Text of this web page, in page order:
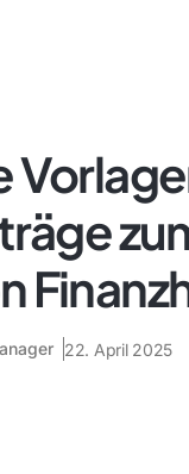
22. April 2025